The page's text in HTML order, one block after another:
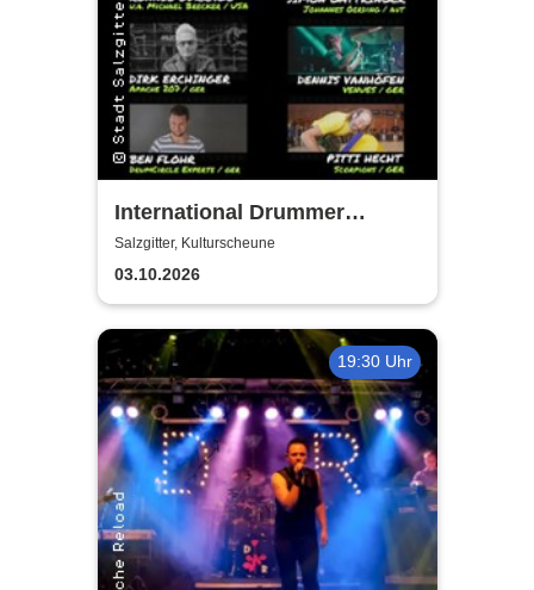
International Drummer
Meeting Konzert |
Kulturscheune
Salzgitter, Kulturscheune
03.10.2026
19:30 Uhr